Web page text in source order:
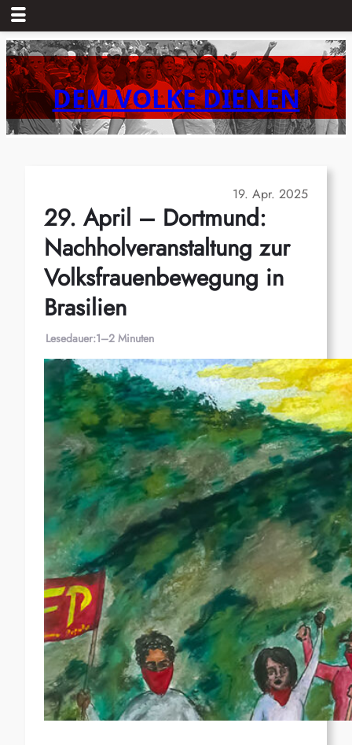
Zum
Inhalt
springenDEM VOLKE DIENEN
19. Apr. 2025
29. April – Dortmund:
Nachholveranstaltung zur
Volksfrauenbewegung in
Brasilien
Lesedauer:1–2 Minuten